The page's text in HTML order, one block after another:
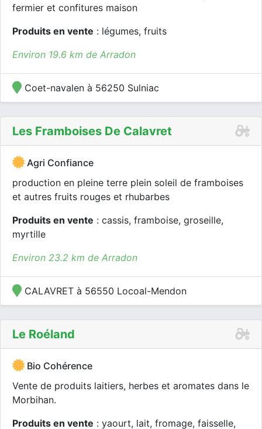
fermier et confitures maison
Produits en vente : légumes, fruits
Environ 19.6 km de Arradon
Coet-navalen à 56250 Sulniac
Les Framboises De Calavret
Agri Confiance
production en pleine terre plein soleil de framboises
et autres fruits rouges et rhubarbes
Produits en vente : cassis, framboise, groseille,
myrtille
Environ 23.2 km de Arradon
CALAVRET à 56550 Locoal-Mendon
Le Roéland
Bio Cohérence
Vente de produits laitiers, herbes et aromates dans le
Morbihan.
Produits en vente : yaourt, lait, fromage, faisselle,